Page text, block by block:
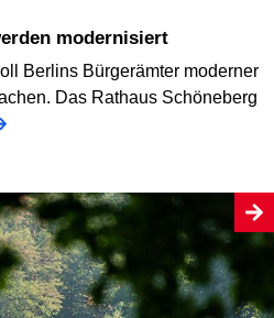
modernisiert
Berlins Bürgerämter moderner
Das Rathaus Schöneberg